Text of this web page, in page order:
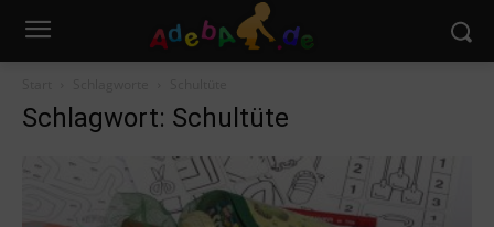
Schlagwort: Schultüte